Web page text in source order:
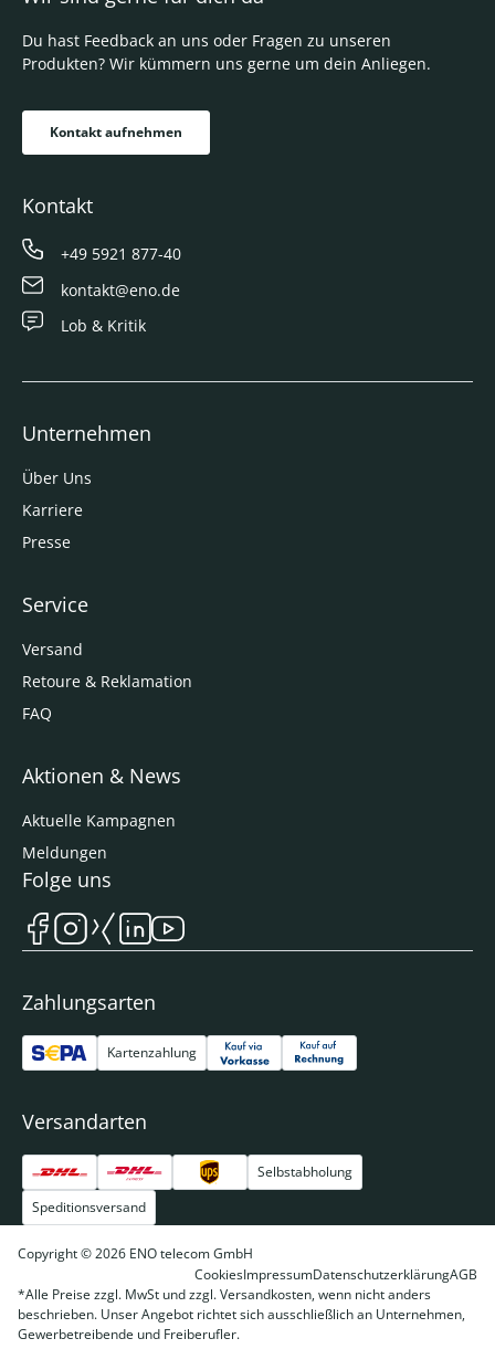
Du hast Feedback an uns oder Fragen zu unseren
Produkten? Wir kümmern uns gerne um dein Anliegen.
Kontakt aufnehmen
Kontakt
+49 5921 877-40
kontakt@eno.de
Lob & Kritik
Unternehmen
Über Uns
Karriere
Presse
Service
Versand
Retoure & Reklamation
FAQ
Aktionen & News
Aktuelle Kampagnen
Meldungen
Zahlungsarten
Kartenzahlung
Versandarten
Selbstabholung
Speditionsversand
Folge uns
Copyright © 2026 ENO telecom GmbH
CookiesImpressumDatenschutzerklärungAGB
*Alle Preise zzgl. MwSt und zzgl. Versandkosten, wenn nicht anders
beschrieben. Unser Angebot richtet sich ausschließlich an Unternehmen,
Gewerbetreibende und Freiberufler.